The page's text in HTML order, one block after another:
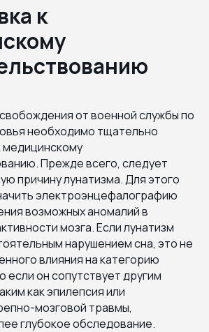
к
от военной службы по
необходимо тщательно
медицинскому
Прежде всего, следует
причину лунатизма. Для этого
электроэнцефалографию
возможных аномалий в
мозга. Если лунатизм
нарушением сна, это не
влияния на категорию
если он сопутствует другим
как эпилепсия или
мозговой травмы,
глубокое обследование.